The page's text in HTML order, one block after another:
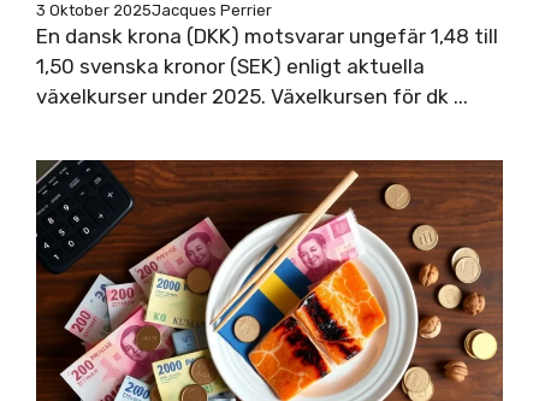
3 Oktober 2025Jacques Perrier
En dansk krona (DKK) motsvarar ungefär 1,48 till
1,50 svenska kronor (SEK) enligt aktuella
växelkurser under 2025. Växelkursen för dk ...